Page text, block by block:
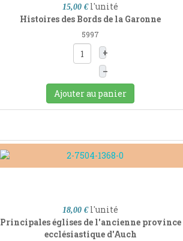
15,00 € l'unité
Histoires des Bords de la Garonne
5997
+
–
Ajouter au panier
18,00 € l'unité
Principales églises de l'ancienne province
ecclésiastique d'Auch